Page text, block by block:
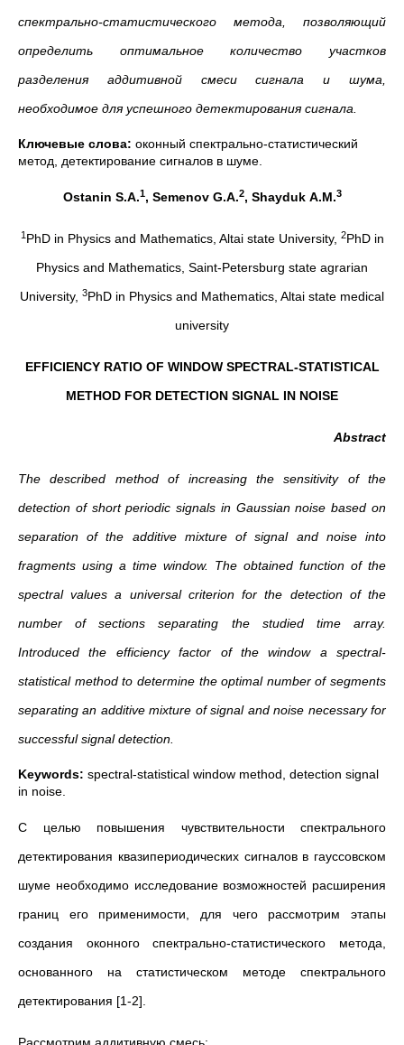
спектрально-статистического метода, позволяющий
определить оптимальное количество участков
разделения аддитивной смеси сигнала и шума,
необходимое для успешного детектирования сигнала.
Ключевые слова: оконный спектрально-статистический
метод, детектирование сигналов в шуме.
Ostanin S.A.1, Semenov G.A.2, Shayduk A.M.3
1PhD in Physics and Mathematics, Altai state University, 2PhD in
Physics and Mathematics, Saint-Petersburg state agrarian
University, 3PhD in Physics and Mathematics, Altai state medical
university
EFFICIENCY RATIO OF WINDOW SPECTRAL-STATISTICAL
METHOD FOR DETECTION SIGNAL IN NOISE
Abstract
The described method of increasing the sensitivity of the
detection of short periodic signals in Gaussian noise based on
separation of the additive mixture of signal and noise into
fragments using a time window. The obtained function of the
spectral values a universal criterion for the detection of the
number of sections separating the studied time array.
Introduced the efficiency factor of the window a spectral-
statistical method to determine the optimal number of segments
separating an additive mixture of signal and noise necessary for
successful signal detection.
Keywords: spectral-statistical window method, detection signal
in noise.
С целью повышения чувствительности спектрального
детектирования квазипериодических сигналов в гауссовском
шуме необходимо исследование возможностей расширения
границ его применимости, для чего рассмотрим этапы
создания оконного спектрально-статистического метода,
основанного на статистическом методе спектрального
детектирования [1‑2].